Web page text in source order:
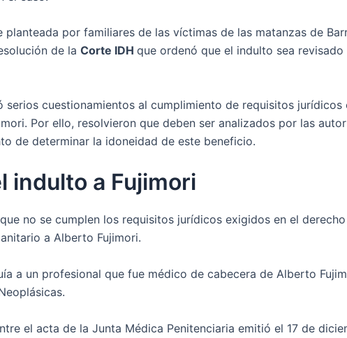
por familiares de las víctimas de las matanzas de
de la Corte IDH que ordenó que el indulto sea revisado
serios cuestionamientos al cumplimiento de requisitos jurídicos
Por ello, resolvieron que deben ser analizados por las
de determinar la idoneidad de este beneficio.
indulto a Fujimori
no se cumplen los requisitos jurídicos exigidos en el derecho
a Alberto Fujimori.
a un profesional que fue médico de cabecera de Alberto
el acta de la Junta Médica Penitenciaria emitió el 17 de